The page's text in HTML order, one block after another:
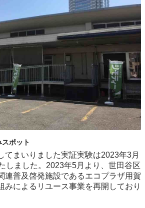
ポット
てまいりました実証実験は2023年3月
しました。2023年5月より、世田谷区
連普及啓発施設であるエコプラザ用賀
みによるリユース事業を再開しており